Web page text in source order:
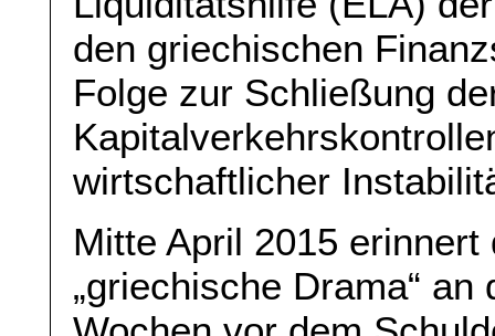
den griechischen
Folge zur Schließung
wirtschaftlicher
Mitte April 2015
„griechische Drama“